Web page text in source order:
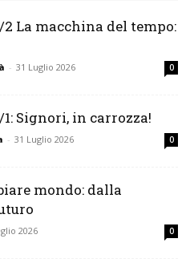
La macchina del tempo:
- 31 Luglio 2026 0
Signori, in carrozza!
- 31 Luglio 2026 0
mondo: dalla
2026 0